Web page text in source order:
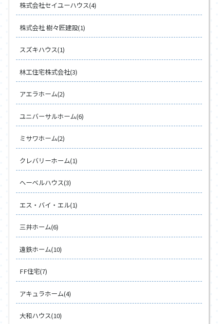
株式会社セイユーハウス(4)
株式会社 樹々匠建設(1)
スズキハウス(1)
林工住宅株式会社(3)
アエラホーム(2)
ユニバーサルホーム(6)
ミサワホーム(2)
クレバリーホーム(1)
ヘーベルハウス(3)
エス・バイ・エル(1)
三井ホーム(6)
遠鉄ホーム(10)
FF住宅(7)
アキュラホーム(4)
大和ハウス(10)